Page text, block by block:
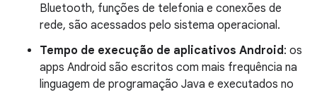
Bluetooth, funções de telefonia e conexões de
rede, são acessados pelo sistema operacional.
Tempo de execução de aplicativos Android : os
apps Android são escritos com mais frequência na
linguagem de programação Java e executados no